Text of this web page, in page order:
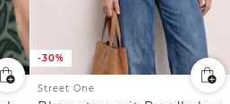
-30%
Street One